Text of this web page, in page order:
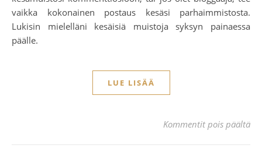
vaikka kokonainen postaus kesäsi parhaimmistosta.
Lukisin mielelläni kesäisiä muistoja syksyn painaessa
päälle.
LUE LISÄÄ
Kommentit pois päältä